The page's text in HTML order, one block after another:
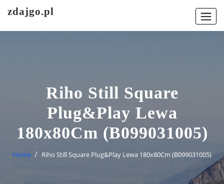
zdajgo.pl
Riho Still Square
Plug&Play Lewa
180x80Cm (B099031005)
Home Riho Still Square Plug&Play Lewa 180x80Cm (B099031005)